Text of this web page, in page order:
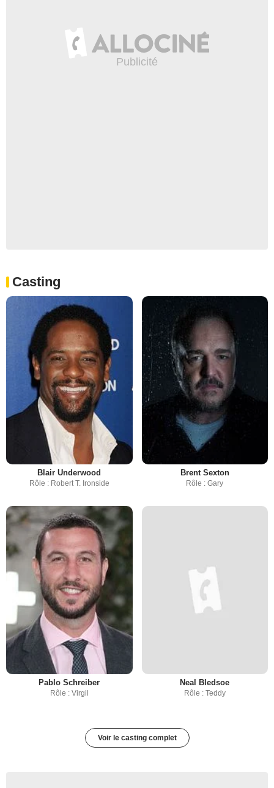
Casting
Blair Underwood
Rôle : Robert T. Ironside
Brent Sexton
Rôle : Gary
Pablo Schreiber
Rôle : Virgil
Neal Bledsoe
Rôle : Teddy
Voir le casting complet